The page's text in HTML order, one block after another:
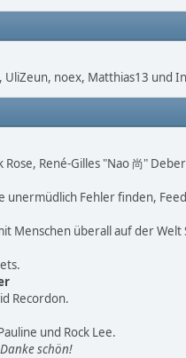
UliZeun, noex, Matthias13 und
René-Gilles "Nao 尚"
unermüdlich Fehler finden,
Menschen überall auf der Welt
Recordon.
und Rock Lee.
schön!